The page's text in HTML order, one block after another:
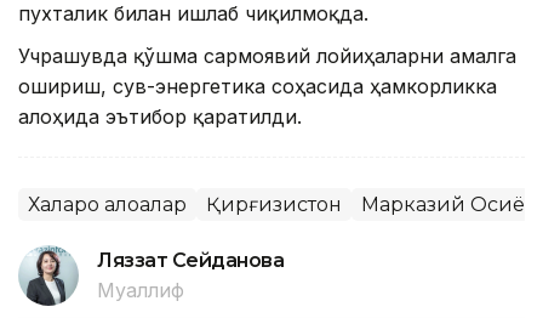
пухталик билан ишлаб чиқилмоқда.
Учрашувда қўшма сармоявий лойиҳаларни амалга
ошириш, сув-энергетика соҳасида ҳамкорликка
алоҳида эътибор қаратилди.
Халқаро алоқалар Қирғизистон Марказий Осиё
Ляззат Сейданова
Муаллиф